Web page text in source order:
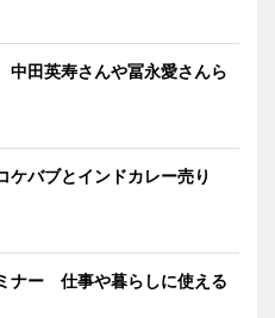
田英寿さんや冨永愛さんら
バブとインドカレー売り
ナー 仕事や暮らしに使える